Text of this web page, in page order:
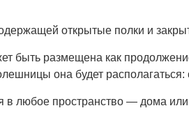
открытые полки и
быть размещена как
она будет
в любое пространство — дома